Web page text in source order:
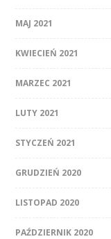
MAJ 2021
KWIECIEŃ 2021
MARZEC 2021
LUTY 2021
STYCZEŃ 2021
GRUDZIEŃ 2020
LISTOPAD 2020
PAŹDZIERNIK 2020